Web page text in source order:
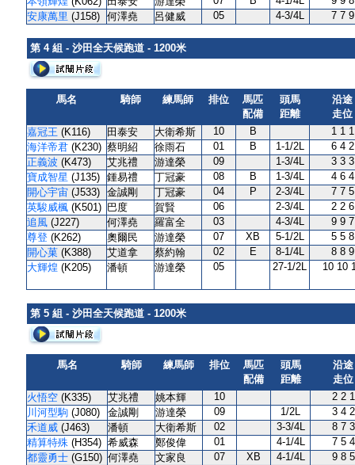
安康萬里 (J158) 何澤堯 呂健威 05 4-3/4L 7 7 9
第 4 組 - 沙田全天候跑道 - 1200米
馬名 騎師 練馬師 排位
馬匹
配備
頭馬
距離
沿途
走位
嘉冠王 (K116) 田泰安 大衛希斯 10 B
1 1 1
海洋帝君 (K230) 蔡明紹 徐雨石 01 B 1-1/2L
6 4 2
正義波 (K473) 艾兆禮 游達榮 09 1-3/4L
3 3 3
寶成智星 (J135) 鍾易禮 丁冠豪 08 B 1-3/4L
4 6 4
開心宇宙 (J533) 金誠剛 丁冠豪 04 P 2-3/4L
7 7 5
英駿威楓 (K501) 巴度 賀賢 06 2-3/4L
2 2 6
追風 (J227) 何澤堯 羅富全 03 4-3/4L
9 9 7
尊登 (K262) 奧爾民 游達榮 07 XB 5-1/2L
5 5 8
開心菓 (K388) 艾道拿 蔡約翰 02 E 8-1/4L
8 8 9
大輝煌 (K205) 潘頓 游達榮 05 27-1/2L 10 10
第 5 組 - 沙田全天候跑道 - 1200米
馬名 騎師 練馬師 排位
馬匹
配備
頭馬
距離
沿途
走位
火悟空 (K335) 艾兆禮 姚本輝 10
2 2 1
川河型駒 (J080) 金誠剛 游達榮 09 1/2L
3 4 2
禾道威 (J463) 潘頓 大衛希斯 02 3-3/4L
8 7 3
精算特殊 (H354) 希威森 鄭俊偉 01 4-1/4L
7 5 4
都靈勇士 (G150) 何澤堯 文家良 07 XB 4-1/4L
9 8 5